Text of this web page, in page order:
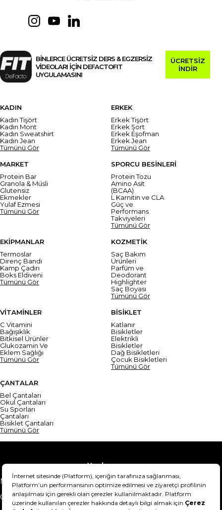
BİNLERCE ÜCRETSİZ DERS & EGZERSİZ
VİDEOLARI İÇİN DEFACTOFIT
UYGULAMASINI
ÜCRETSİZ
İNDİR
KADIN
Kadın Tişört
Kadın Mont
Kadın Sweatshirt
Kadın Jean
Tümünü Gör
ERKEK
Erkek Tişört
Erkek Şort
Erkek Eşofman
Erkek Jean
Tümünü Gör
MARKET
Protein Bar
Granola & Müsli
Glutensiz
Ekmekler
Yulaf Ezmesi
Tümünü Gör
SPORCU BESİNLERİ
Protein Tozu
Amino Asit
(BCAA)
L Karnitin ve CLA
Güç ve
Performans
Takviyeleri
Tümünü Gör
EKİPMANLAR
Termoslar
Direnç Bandı
Kamp Çadırı
Boks Eldiveni
Tümünü Gör
KOZMETİK
Saç Bakım
Ürünleri
Parfüm ve
Deodorant
Highlighter
Saç Boyası
Tümünü Gör
VİTAMİNLER
C Vitamini
Bağışıklık
Bitkisel Ürünler
Glukozamin Ve
Eklem Sağlığı
Tümünü Gör
BİSİKLET
Katlanır
Bisikletler
Elektrikli
Bisikletler
Dağ Bisikletleri
Çocuk Bisikletleri
Tümünü Gör
ÇANTALAR
Bel Çantaları
Okul Çantaları
Su Sporları
Çantaları
Bisiklet Çantaları
Tümünü Gör
Yardım
Mesafeli Satış Sözleşmesi
Teslimat Bilgisi
Gizlilik Sözleşmesi
Şartlar & Koşullar